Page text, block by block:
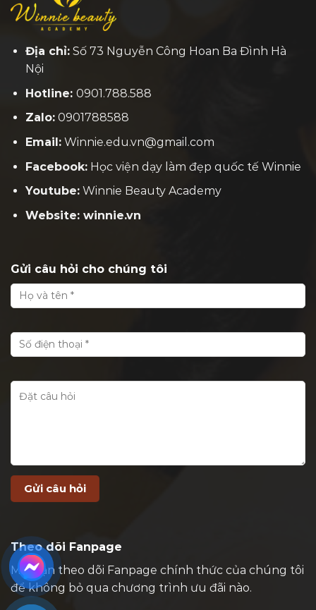
Địa chỉ:Số 73 Nguyễn Công Hoan Ba Đình Hà
Nội
Hotline: 0901.788.588
Zalo:0901788588
Email:Winnie.edu.vn@gmail.com
Facebook:Học viện dạy làm đẹp quốc tế Winnie
Youtube:Winnie Beauty Academy
Website: winnie.vn
Gửi câu hỏi cho chúng tôi
Theo dõi Fanpage
Mời bạn theo dõi Fanpage chính thức của chúng tôi
để không bỏ qua chương trình ưu đãi nào.